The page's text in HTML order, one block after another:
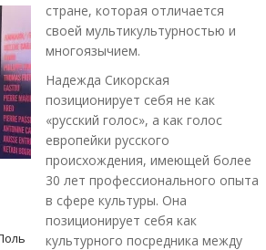
стране, которая отличается
своей мультикультурностью и
многоязычием.
Надежда Сикорская
позиционирует себя не как
«русский голос», а как голос
европейки русского
происхождения, имеющей более
30 лет профессионального опыта
в сфере культуры. Она
позиционирует себя как
культурного посредника между